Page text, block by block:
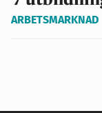
ARBETSMARKNAD